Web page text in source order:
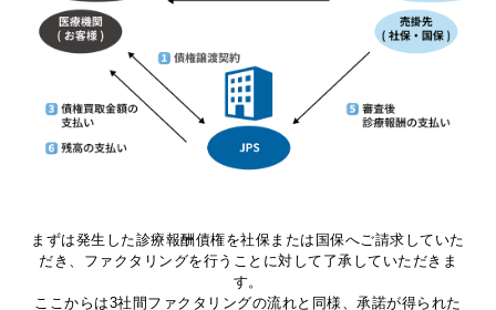
まずは発生した診療報酬債権を社保または国保へご請求していた
だき、ファクタリングを行うことに対して了承していただきま
す。
ここからは3社間ファクタリングの流れと同様、承諾が得られた